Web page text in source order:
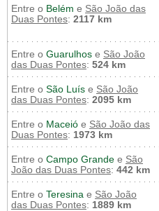
Entre o Belém e São João das
Duas Pontes: 2117 km
Entre o Guarulhos e São João
das Duas Pontes: 524 km
Entre o São Luís e São João
das Duas Pontes: 2095 km
Entre o Maceió e São João das
Duas Pontes: 1973 km
Entre o Campo Grande e São
João das Duas Pontes: 442 km
Entre o Teresina e São João
das Duas Pontes: 1889 km